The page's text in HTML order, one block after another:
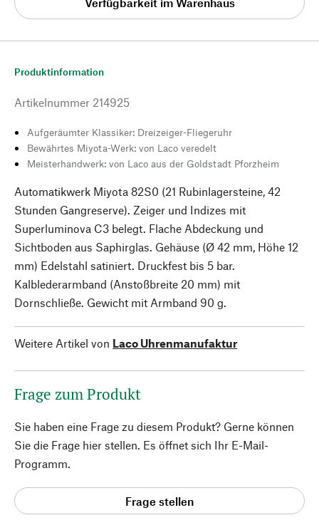
Produktinformation
Artikelnummer 214925
Aufgeräumter Klassiker: Dreizeiger-Fliegeruhr
Bewährtes Miyota-Werk: von Laco veredelt
Meisterhandwerk: von Laco aus der Goldstadt Pforzheim
Automatikwerk Miyota 82S0 (21 Rubinlagersteine, 42
Stunden Gangreserve). Zeiger und Indizes mit
Superluminova C3 belegt. Flache Abdeckung und
Sichtboden aus Saphirglas. Gehäuse (Ø 42 mm, Höhe 12
mm) Edelstahl satiniert. Druckfest bis 5 bar.
Kalblederarmband (Anstoßbreite 20 mm) mit
Dornschließe. Gewicht mit Armband 90 g.
Weitere Artikel von Laco Uhrenmanufaktur
Frage zum Produkt
Sie haben eine Frage zu diesem Produkt? Gerne können
Sie die Frage hier stellen. Es öffnet sich Ihr E-Mail-
Programm.
Frage stellen